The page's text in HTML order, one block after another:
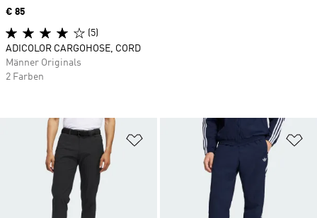
Zur Wunschliste hinzufügen
Price
€ 85
(5)
ADICOLOR CARGOHOSE, CORD
Männer Originals
2 Farben